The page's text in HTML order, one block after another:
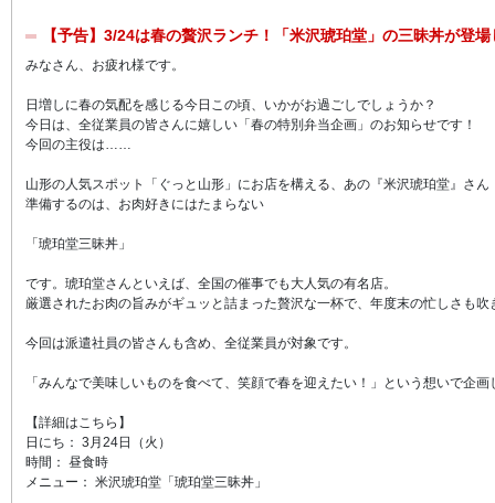
【予告】3/24は春の贅沢ランチ！「米沢琥珀堂」の三昧丼が登
みなさん、お疲れ様です。
日増しに春の気配を感じる今日この頃、いかがお過ごしでしょうか？
今日は、全従業員の皆さんに嬉しい「春の特別弁当企画」のお知らせです！
今回の主役は……
山形の人気スポット「ぐっと山形」にお店を構える、あの『米沢琥珀堂』さん
準備するのは、お肉好きにはたまらない
「琥珀堂三昧丼」
です。琥珀堂さんといえば、全国の催事でも大人気の有名店。
厳選されたお肉の旨みがギュッと詰まった贅沢な一杯で、年度末の忙しさも吹
今回は派遣社員の皆さんも含め、全従業員が対象です。
「みんなで美味しいものを食べて、笑顔で春を迎えたい！」という想いで企画
【詳細はこちら】
日にち： 3月24日（火）
時間： 昼食時
メニュー： 米沢琥珀堂「琥珀堂三昧丼」